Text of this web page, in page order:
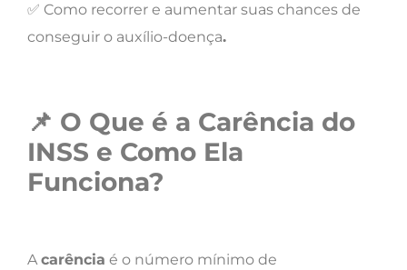
✅ Como recorrer e aumentar suas chances de
conseguir o auxílio-doença.
📌 O Que é a Carência do
INSS e Como Ela
Funciona?
Acarência é o número mínimo de